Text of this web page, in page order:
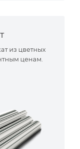
из цветных
ценам.